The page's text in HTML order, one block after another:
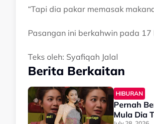
“Tapi dia pakar memasak
Pasangan ini berkahwin pada
Teks oleh: Syafiqah Jalal
Berita Berkaitan
HIBURAN
Pernah
Mula Dia